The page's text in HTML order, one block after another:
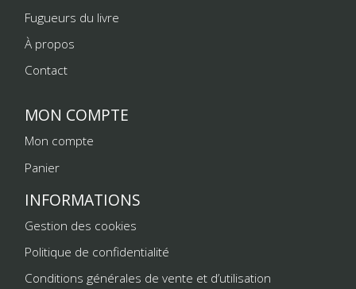
Fugueurs du livre
À propos
Contact
MON COMPTE
Mon compte
Panier
INFORMATIONS
Gestion des cookies
Politique de confidentialité
Conditions générales de vente et d’utilisation